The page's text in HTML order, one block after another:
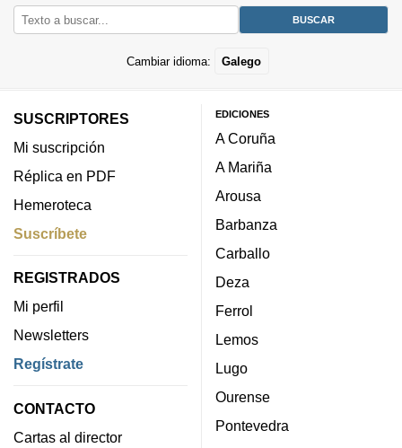
Cambiar idioma: Galego
SUSCRIPTORES
Mi suscripción
Réplica en PDF
Hemeroteca
Suscríbete
REGISTRADOS
Mi perfil
Newsletters
Regístrate
CONTACTO
Cartas al director
EDICIONES
A Coruña
A Mariña
Arousa
Barbanza
Carballo
Deza
Ferrol
Lemos
Lugo
Ourense
Pontevedra